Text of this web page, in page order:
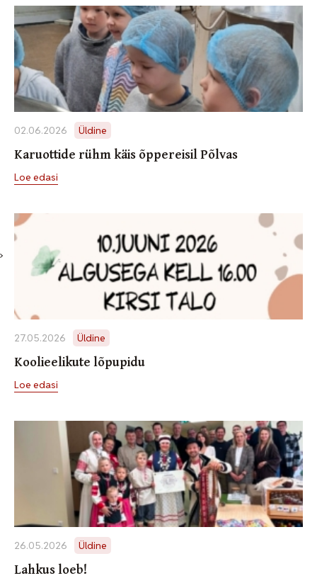
02.06.2026 Üldine
Karuottide rühm käis õppereisil Põlvas
Loe edasi
27.05.2026 Üldine
Koolieelikute lõpupidu
Loe edasi
26.05.2026 Üldine
Lahkus loeb!